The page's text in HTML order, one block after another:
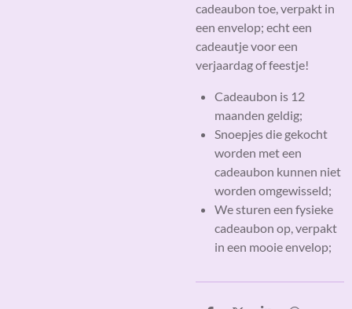
cadeaubon toe, verpakt in
een envelop; echt een
cadeautje voor een
verjaardag of feestje!
Cadeaubon is 12
maanden geldig;
Snoepjes die gekocht
worden met een
cadeaubon kunnen niet
worden omgewisseld;
We sturen een fysieke
cadeaubon op, verpakt
in een mooie envelop;